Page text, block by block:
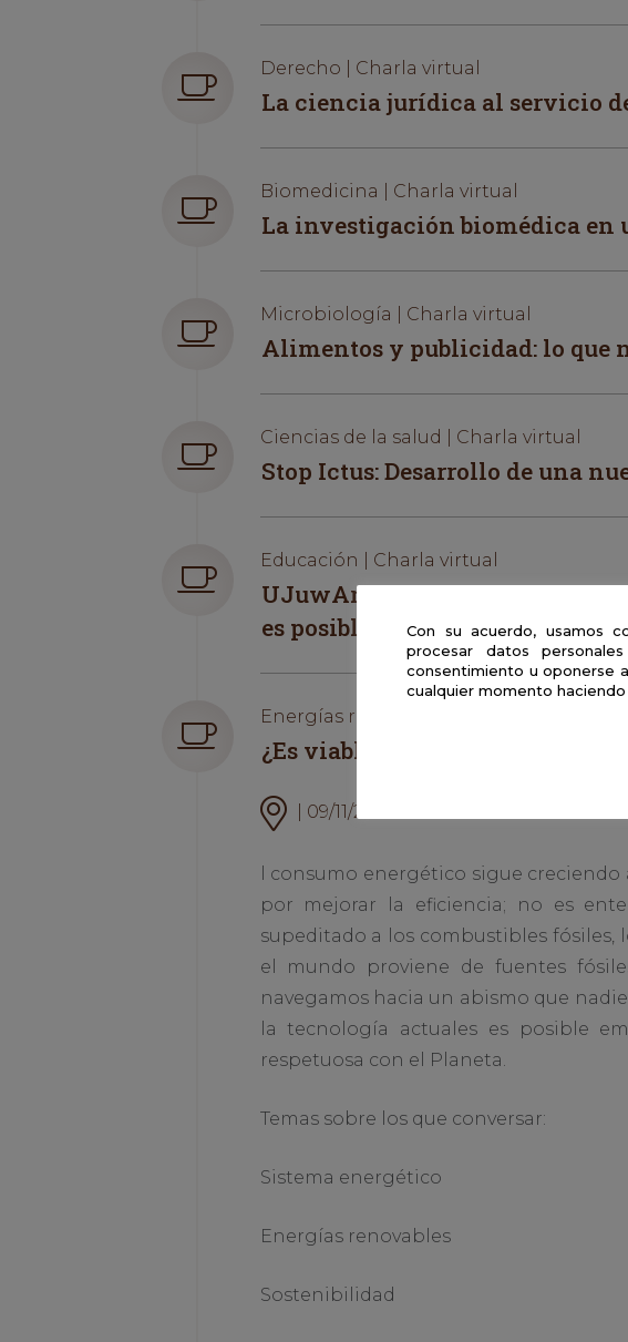
Derecho | Charla virtual
La ciencia jurídica al servicio
Biomedicina | Charla virtual
La investigación biomédica en
Microbiología | Charla virtual
Alimentos y publicidad: lo que
Ciencias de la salud | Charla virtual
Stop Ictus: Desarrollo de una
Educación | Charla virtual
UJuwArts la mayor escuela de
es posible.
Energías renovables | Charla virtual
¿Es viable en el presente
| 09/11/2020 10:30 horas
l consumo energético sigue
por mejorar la eficiencia; no es
supeditado a los combustibles fósiles,
el mundo proviene de fuentes
navegamos hacia un abismo que
la tecnología actuales es posible
respetuosa con el Planeta.
Temas sobre los que conversar:
Sistema energético
Energías renovables
Sostenibilidad
Con su acuerdo, usamos
procesar datos
consentimiento u oponerse
cualquier momento